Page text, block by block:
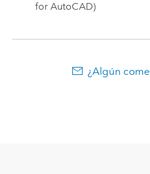
for AutoCAD)
¿Algún